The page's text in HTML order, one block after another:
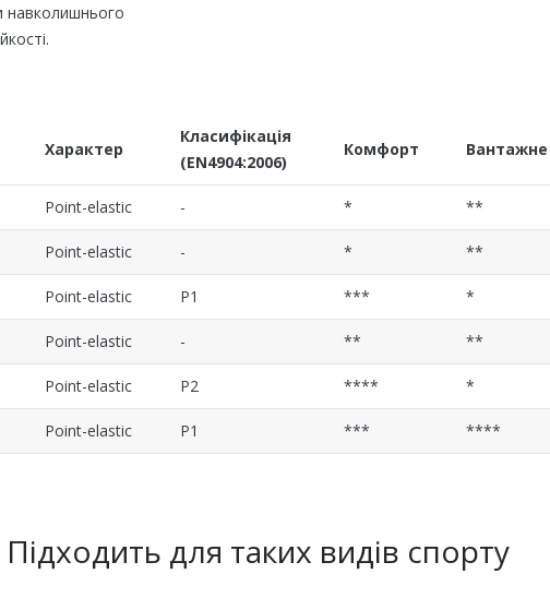
навколишнього
Характер
Класифікація
(EN4904:2006)
Комфорт
Point-elastic - * **
Point-elastic - * **
Point-elastic P1 *** *
Point-elastic - ** **
Point-elastic P2 **** *
Point-elastic P1 *** ****
Підходить для таких видів спорту